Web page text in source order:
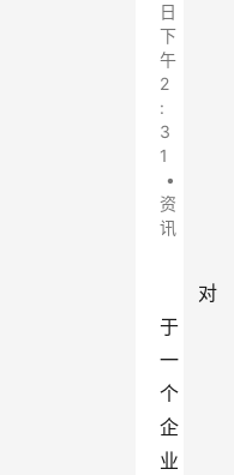
日
下
午
2
:
3
1
•
资
讯
对
于
一
个
企
业